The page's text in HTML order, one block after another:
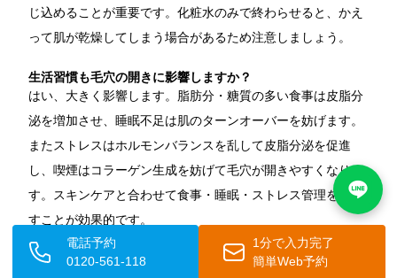
じ込めることが重要です。化粧水のみで終わらせると、かえ
って肌が乾燥してしまう場合があるため注意しましょう。
生活習慣も毛穴の開きに影響しますか？
はい、大きく影響します。脂肪分・糖質の多い食事は皮脂分
泌を増加させ、睡眠不足は肌のターンオーバーを妨げます。
またストレスはホルモンバランスを乱して皮脂分泌を促進
し、喫煙はコラーゲン生成を妨げて毛穴が開きやすくなりま
す。スキンケアと合わせて食事・睡眠・ストレス管理を見直
すことが効果的です。
セルフケアで改善しない場合、クリニックではどんな治療が
電話予約
0120-561-118
1分で入力完了
簡単Web予約